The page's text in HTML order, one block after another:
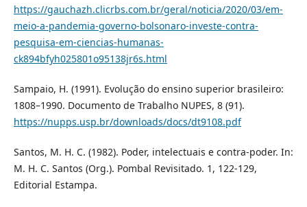
https://gauchazh.clicrbs.com.br/geral/noticia/2020/03/em-
meio-a-pandemia-governo-bolsonaro-investe-contra-
pesquisa-em-ciencias-humanas-
ck894bfyh025801o95138jr6s.html
Sampaio, H. (1991). Evolução do ensino superior brasileiro:
1808–1990. Documento de Trabalho NUPES, 8 (91).
https://nupps.usp.br/downloads/docs/dt9108.pdf
Santos, M. H. C. (1982). Poder, intelectuais e contra-poder. In:
M. H. C. Santos (Org.). Pombal Revisitado. 1, 122-129,
Editorial Estampa.